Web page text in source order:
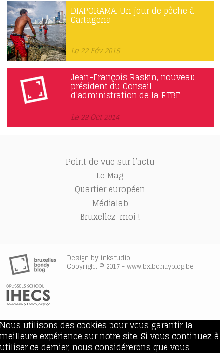
DIAPORAMA. Un jour de pêche à
Cartagena
Le 22 Fév 2015
Jean-François Raskin, nouveau
président du Conseil
d’administration de la RTBF
Le 23 Oct 2014
Point de vue sur l’actu
Le Mag
Quartier européen
Médialab
Bruxellez-moi !
Design by inkstudio
Copyright © 2017 - www.bxlbondyblog.be
Nous utilisons des cookies pour vous garantir la
meilleure expérience sur notre site. Si vous continuez à
utiliser ce dernier, nous considérerons que vous